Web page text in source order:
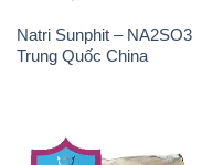
Natri Sunphit – NA2SO3
Trung Quốc China